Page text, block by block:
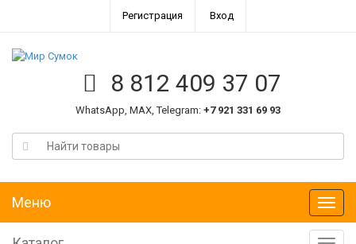
Регистрация Вход
8 812 409 37 07
WhatsApp, MAX, Telegram: +7 921 331 69 93
Меню
Меню